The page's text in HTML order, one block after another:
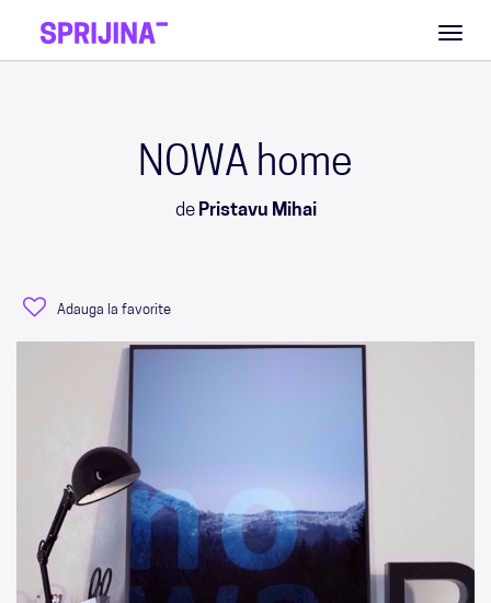
NOWA home
de Pristavu Mihai
Adauga la favorite